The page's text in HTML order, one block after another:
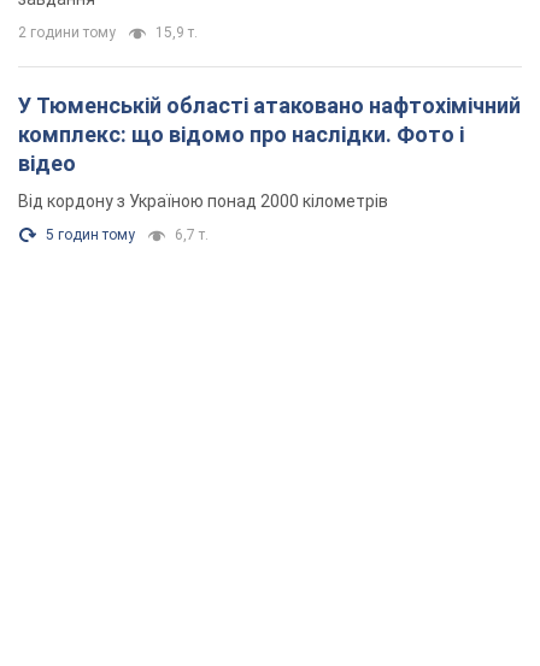
2 години тому 15,9 т.
У Тюменській області атаковано нафтохімічний
комплекс: що відомо про наслідки. Фото і
відео
Від кордону з Україною понад 2000 кілометрів
5 годин тому 6,7 т.